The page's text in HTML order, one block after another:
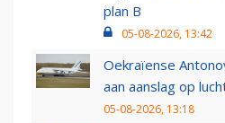
plan B
05-08-2026, 13:42
Oekraïense
aan aanslag op
05-08-2026, 13:18